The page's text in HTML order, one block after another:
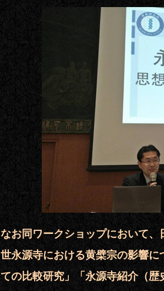
なお同ワークショップにおいて
世永源寺における黄檗宗の影響
ての比較研究」「永源寺紹介（